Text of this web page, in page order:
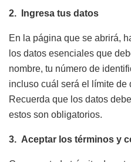
2. Ingresa tus datos
En la página que se abrirá,
los datos esenciales que
nombre, tu número de
incluso cuál será el límite de
Recuerda que los datos
estos son obligatorios.
3. Aceptar los términos y